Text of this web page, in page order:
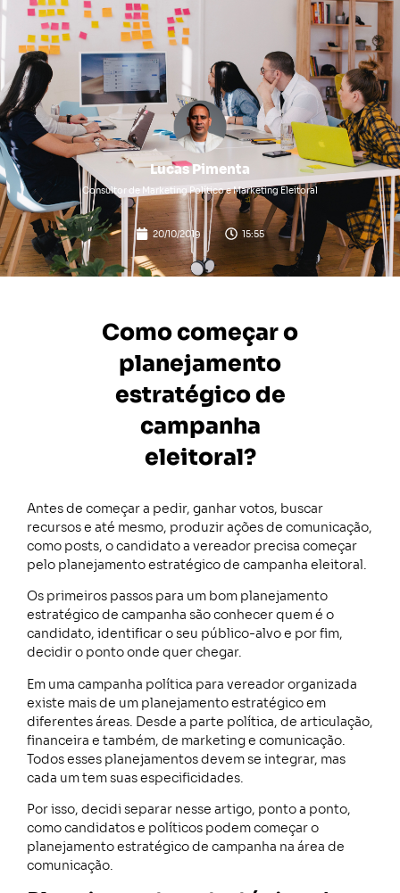
Lucas Pimenta
Consultor de Marketing Político e Marketing Eleitoral
20/10/2019 15:55
Como começar o
planejamento
estratégico de
campanha
eleitoral?
Antes de começar a pedir, ganhar votos, buscar
recursos e até mesmo, produzir ações de comunicação,
como posts, o candidato a vereador precisa começar
pelo planejamento estratégico de campanha eleitoral.
Os primeiros passos para um bom planejamento
estratégico de campanha são conhecer quem é o
candidato, identificar o seu público-alvo e por fim,
decidir o ponto onde quer chegar.
Em uma campanha política para vereador organizada
existe mais de um planejamento estratégico em
diferentes áreas. Desde a parte política, de articulação,
financeira e também, de marketing e comunicação.
Todos esses planejamentos devem se integrar, mas
cada um tem suas especificidades.
Por isso, decidi separar nesse artigo, ponto a ponto,
como candidatos e políticos podem começar o
planejamento estratégico de campanha na área de
comunicação.